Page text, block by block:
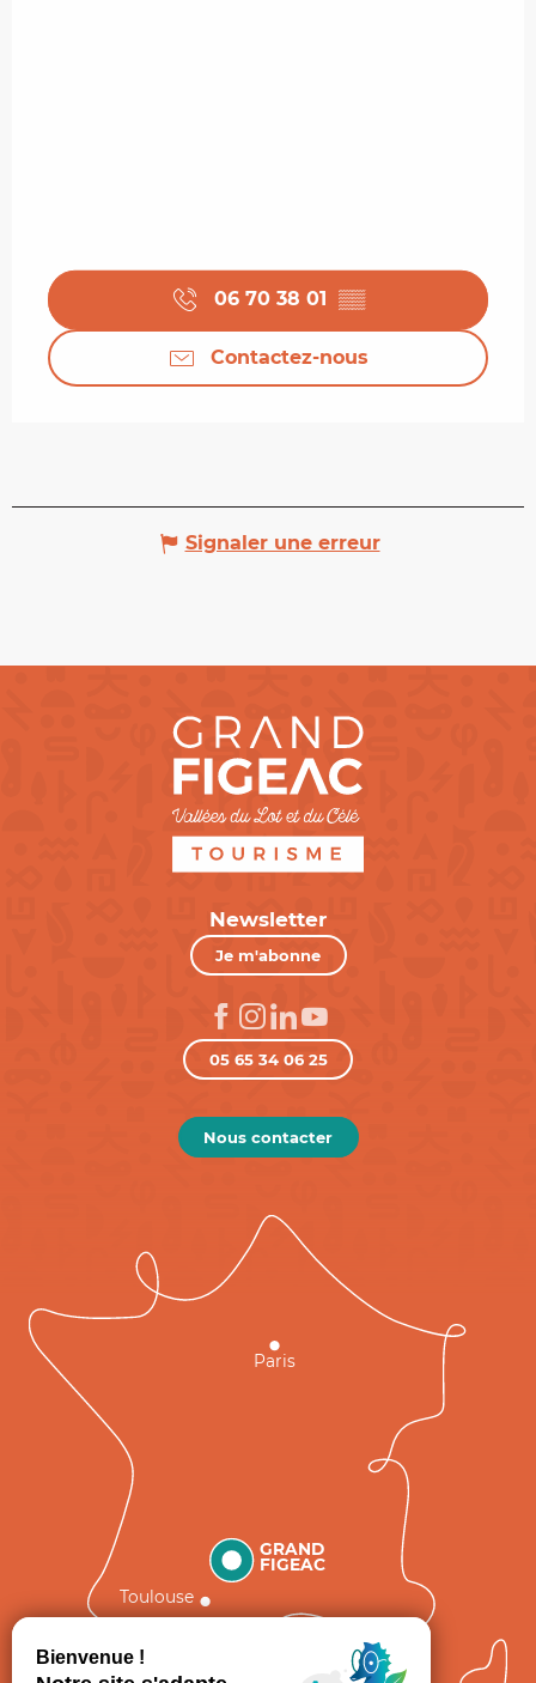
06 70 38 01 ▒▒
Contactez-nous
Signaler une erreur
Newsletter
Je m'abonne
05 65 34 06 25
Nous contacter
GRAND
FIGEAC
Toulouse
Paris